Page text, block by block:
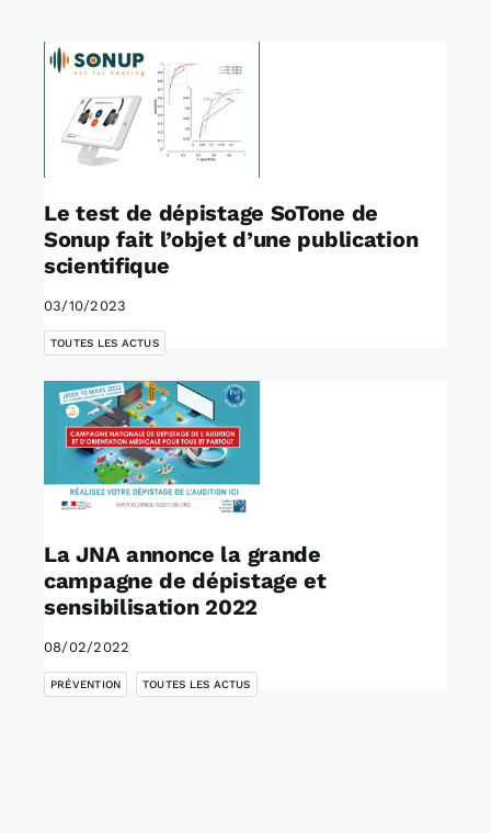
Rechercher:
Annonces emploi
Le test de dépistage SoTone de
Sonup fait l’objet d’une publication
scientifique
03/10/2023
TOUTES LES ACTUS
La JNA annonce la grande
campagne de dépistage et
sensibilisation 2022
08/02/2022
PRÉVENTION
,
TOUTES LES ACTUS